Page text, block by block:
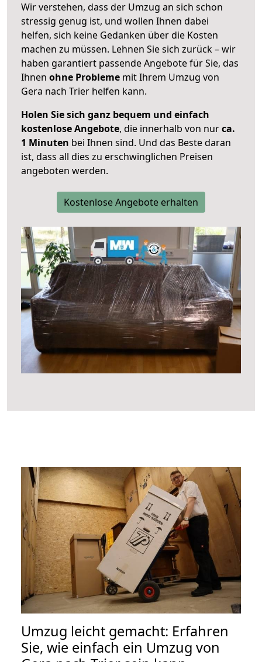
Wir verstehen, dass der Umzug an sich schon
stressig genug ist, und wollen Ihnen dabei
helfen, sich keine Gedanken über die Kosten
machen zu müssen. Lehnen Sie sich zurück – wir
haben garantiert passende Angebote für Sie, das
Ihnen ohne Probleme mit Ihrem Umzug von
Gera nach Trier helfen kann.
Holen Sie sich ganz bequem und einfach
kostenlose Angebote, die innerhalb von nurca.
1 Minuten bei Ihnen sind. Und das Beste daran
ist, dass all dies zu erschwinglichen Preisen
angeboten werden.
Kostenlose Angebote erhalten
Umzug leicht gemacht: Erfahren
Sie, wie einfach ein Umzug von